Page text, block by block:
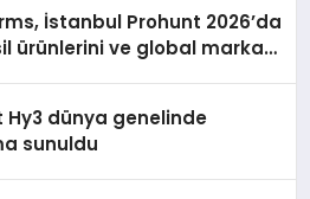
İstanbul Prohunt 2026’da
ürünlerini ve global marka
Hy3 dünya genelinde
sunuldu